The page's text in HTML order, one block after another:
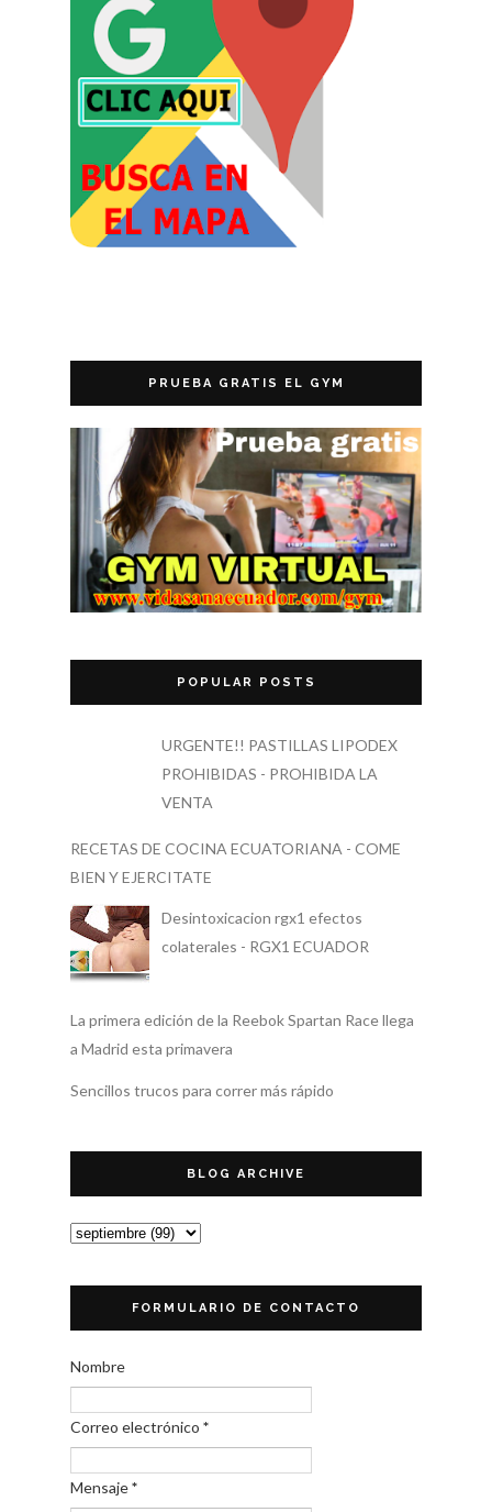
PRUEBA GRATIS EL GYM
POPULAR POSTS
URGENTE!! PASTILLAS LIPODEX
PROHIBIDAS - PROHIBIDA LA
VENTA
RECETAS DE COCINA ECUATORIANA - COME
BIEN Y EJERCITATE
Desintoxicacion rgx1 efectos
colaterales - RGX1 ECUADOR
La primera edición de la Reebok Spartan Race llega
a Madrid esta primavera
Sencillos trucos para correr más rápido
BLOG ARCHIVE
FORMULARIO DE CONTACTO
Nombre
Correo electrónico *
Mensaje*